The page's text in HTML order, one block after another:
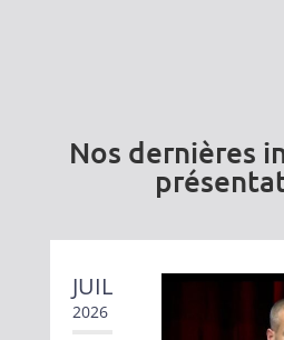
Nos dernières
JUIL
2026